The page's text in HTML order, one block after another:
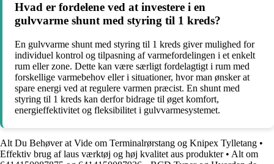
Hvad er fordelene ved at investere i en
gulvvarme shunt med styring til 1 kreds?
En gulvvarme shunt med styring til 1 kreds giver mulighed for
individuel kontrol og tilpasning af varmefordelingen i et enkelt
rum eller zone. Dette kan være særligt fordelagtigt i rum med
forskellige varmebehov eller i situationer, hvor man ønsker at
spare energi ved at regulere varmen præcist. En shunt med
styring til 1 kreds kan derfor bidrage til øget komfort,
energieffektivitet og fleksibilitet i gulvvarmesystemet.
Alt Du Behøver at Vide om Terminalrørstang og Knipex Tylletang •
Effektiv brug af laus værktøj og høj kvalitet aus produkter• Alt om